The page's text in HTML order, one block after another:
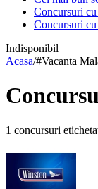
Concursuri
Concursuri
Indisponibil
Acasa/#Vacanta
1 concursuri